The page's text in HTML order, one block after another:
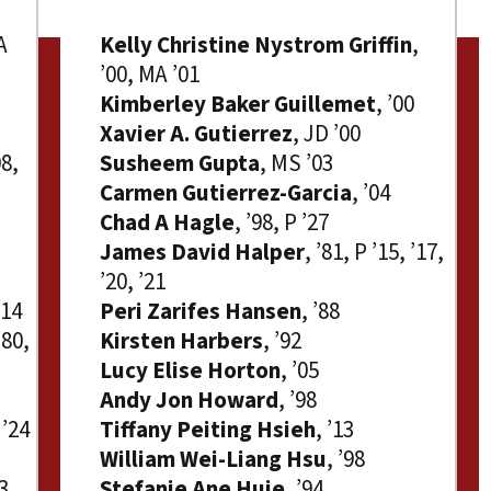
Kelly Christine Nystrom Griffin,
’00, MA ’01
Kimberley Baker Guillemet, ’00
Xavier A. Gutierrez, JD ’00
Susheem Gupta, MS ’03
Carmen Gutierrez-Garcia, ’04
Chad A Hagle, ’98, P ’27
James David Halper, ’81, P ’15, ’17,
’20, ’21
Peri Zarifes Hansen, ’88
Kirsten Harbers, ’92
Lucy Elise Horton, ’05
Andy Jon Howard, ’98
Tiffany Peiting Hsieh, ’13
William Wei-Liang Hsu, ’98